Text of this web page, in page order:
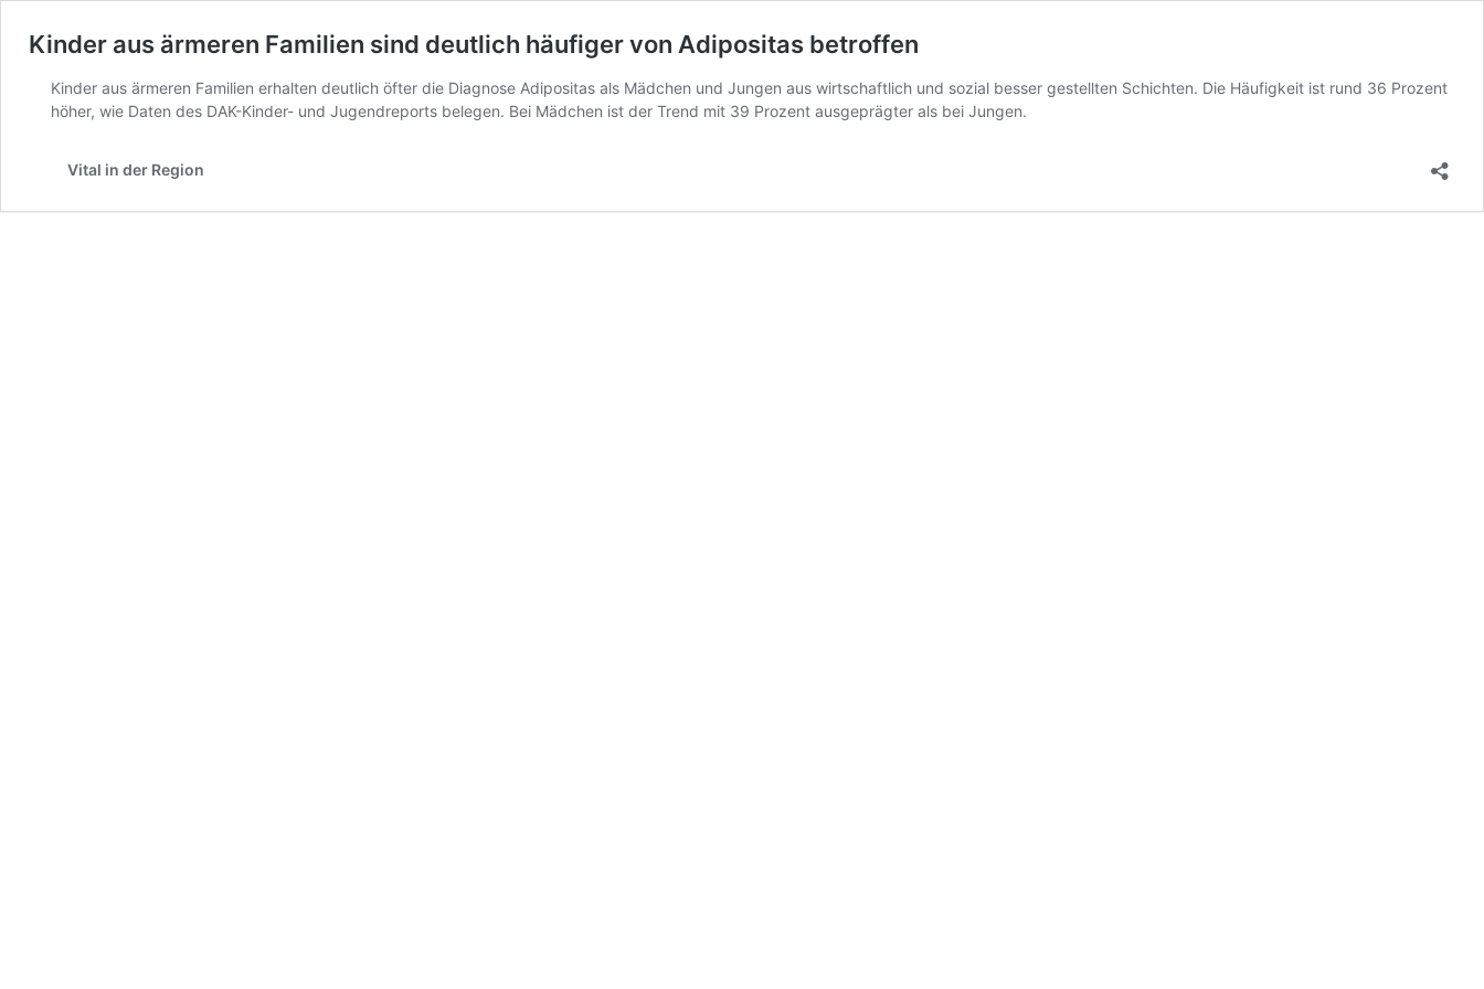
Kinder aus ärmeren Familien sind deutlich häufiger von Adipositas betroffen
Kinder aus ärmeren Familien erhalten deutlich öfter die Diagnose Adipositas als Mädchen und Jungen aus wirtschaftlich und sozial besser gestellten Schichten. Die Häufigkeit ist rund 36 Prozent
höher, wie Daten des DAK-Kinder- und Jugendreports belegen. Bei Mädchen ist der Trend mit 39 Prozent ausgeprägter als bei Jungen.
Vital in der Region